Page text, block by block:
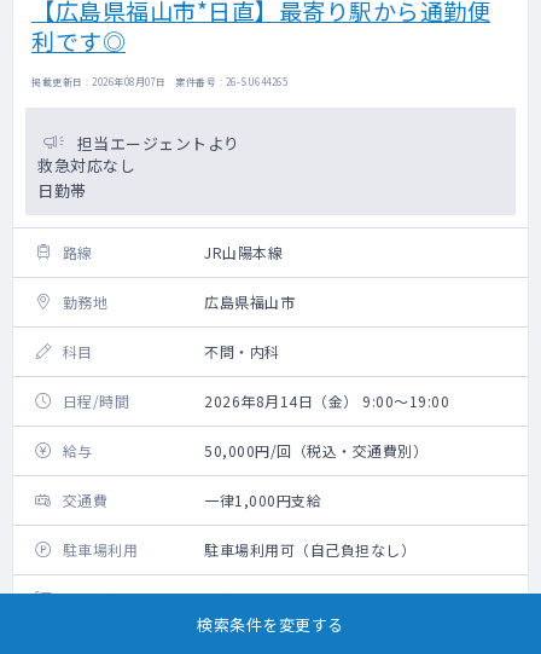
【広島県福山市*日直】最寄り駅から通勤便
利です◎
掲載更新日 : 2026年08月07日 案件番号 : 26-SU644265
担当エージェントより
救急対応なし
日勤帯
路線 JR山陽本線
勤務地 広島県福山市
科目 不問・内科
日程/時間 2026年8月14日（金） 9:00～19:00
給与 50,000円/回（税込・交通費別）
交通費 一律1,000円支給
駐車場利用 駐車場利用可（自己負担なし）
勤務内容 病棟管理
検索条件を変更する